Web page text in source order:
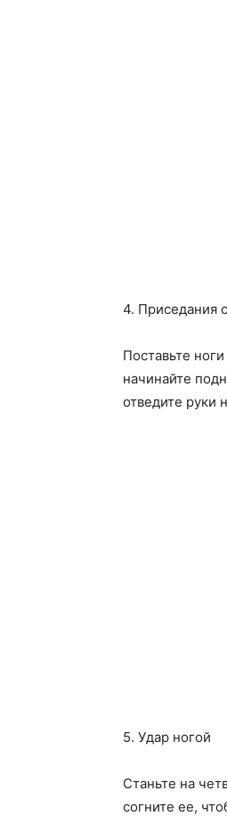
4. Приседания
Поставьте
начинайте
отведите руки
5. Удар ногой
Станьте на
согните ее,